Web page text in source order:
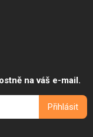
na váš e-mail.